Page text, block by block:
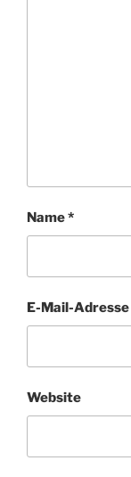
Name*
E-Mail-Adresse
Website